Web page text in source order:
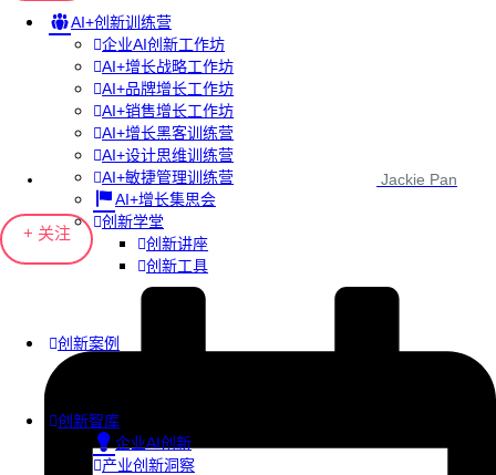
AI+创新训练营
企业AI创新工作坊
AI+增长战略工作坊
AI+品牌增长工作坊
AI+销售增长工作坊
AI+增长黑客训练营
AI+设计思维训练营
AI+敏捷管理训练营
AI+增长集思会
创新学堂
创新讲座
创新工具
创新案例
创新智库
企业AI创新
产业创新洞察
Jackie Pan
+ 关注